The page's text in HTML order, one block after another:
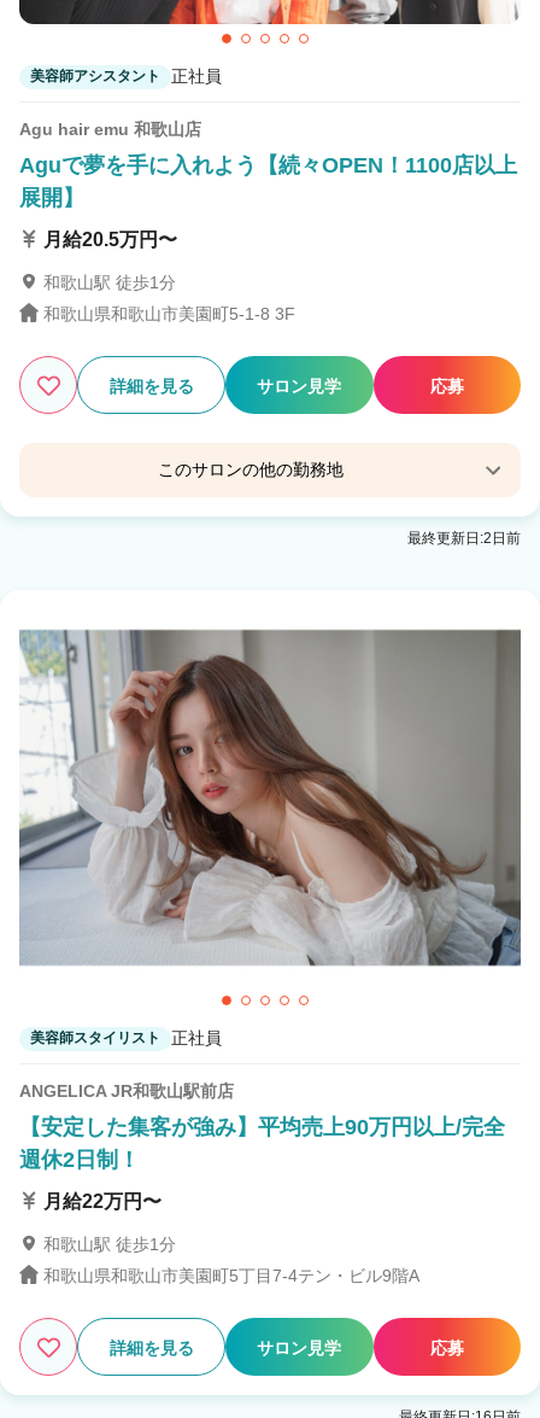
美容師アシスタント 正社員
Agu hair emu 和歌山店
Aguで夢を手に入れよう【続々OPEN！1100店以上
展開】
月給20.5万円〜
和歌山駅 徒歩1分
和歌山県和歌山市美園町5-1-8 3F
詳細を見る サロン見学 応募
このサロンの他の勤務地
Agu hair marine田辺
Agu hair 和歌山ガーデンパーク前
和歌山市駅 車8分
Agu hair prune 和歌山駅前
和歌山駅 徒歩1分
Agu hair favor 和歌山岩出
岩出駅 徒歩15分
Agu hair 土入
最終更新日:2日前
美容師スタイリスト 正社員
ANGELICA JR和歌山駅前店
【安定した集客が強み】平均売上90万円以上/完全
週休2日制！
月給22万円〜
和歌山駅 徒歩1分
和歌山県和歌山市美園町5丁目7-4テン・ビル9階A
詳細を見る サロン見学 応募